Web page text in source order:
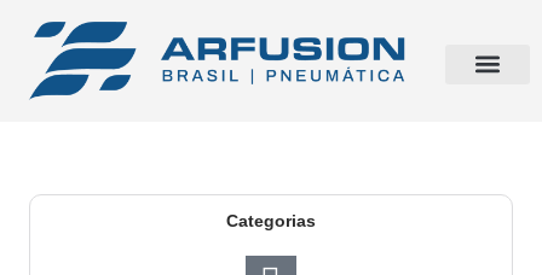
Categorias